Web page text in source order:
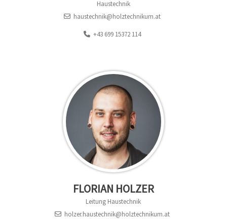
Haustechnik
haustechnik@holztechnikum.at
+43 699 15372 114
FLORIAN HOLZER
Leitung Haustechnik
holzer.haustechnik@holztechnikum.at